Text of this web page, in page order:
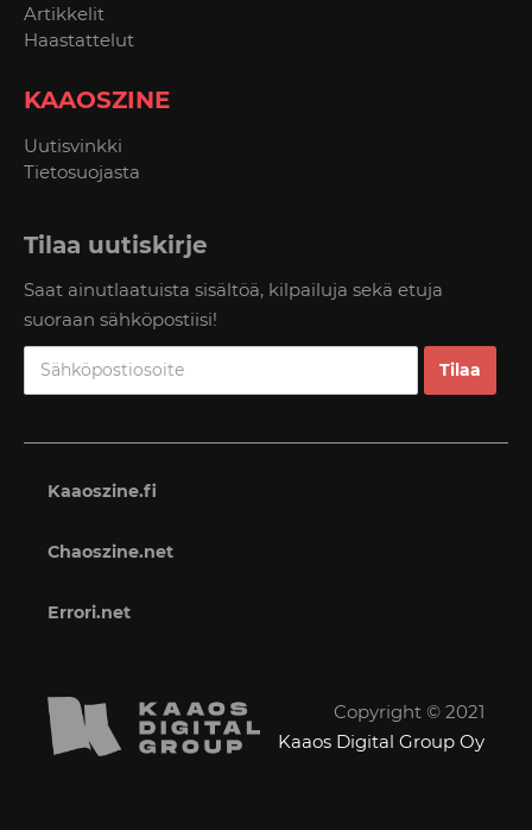
Artikkelit
Haastattelut
KAAOSZINE
Uutisvinkki
Tietosuojasta
Tilaa uutiskirje
Saat ainutlaatuista sisältöä, kilpailuja sekä etuja
suoraan sähköpostiisi!
Kaaoszine.fi
Chaoszine.net
Errori.net
Copyright © 2021
Kaaos Digital Group Oy